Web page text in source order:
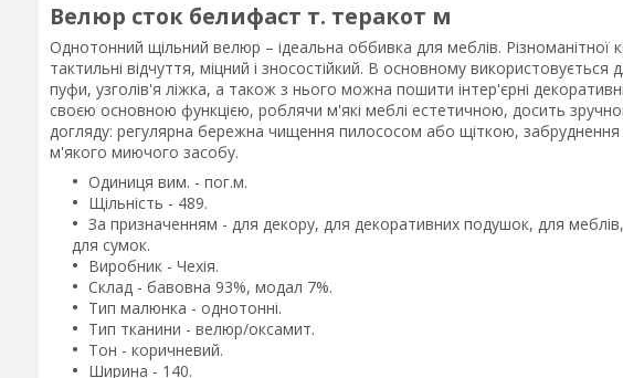
Велюр сток белифаст т. теракот м
Однотонний щільний велюр – ідеальна оббивка для меблів. Різноманітної
тактильні відчуття, міцний і зносостійкий. В основному
пуфи, узголів'я ліжка, а також з нього можна пошити інтер'єрні
своєю основною функцією, роблячи м'які меблі естетичною, досить
догляду: регулярна бережна чищення пилососом або щіткою,
м'якого миючого засобу.
Одиниця вим. - пог.м.
Щільність - 489.
За призначенням - для декору, для декоративних подушок, для
для сумок.
Виробник - Чехія.
Склад - бавовна 93%, модал 7%.
Тип малюнка - однотонні.
Тип тканини - велюр/оксамит.
Тон - коричневий.
Ширина - 140.